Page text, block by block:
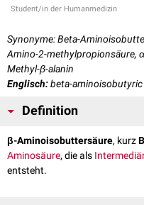
Student/in der Humanmedizin
Synonyme: Beta-
Amino-2-methylpropionsäure,
Methyl-β-alanin
Englisch:beta-aminoisobutyric
Definition
β-Aminoisobuttersäure, kurz
Aminosäure, die als
entsteht.